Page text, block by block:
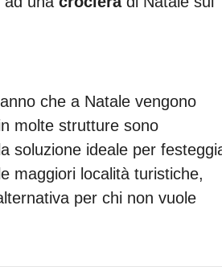
che a Natale vengono
molte strutture sono
soluzione ideale per
maggiori località turistiche,
per chi non vuole